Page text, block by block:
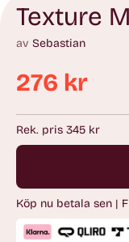
Texture
av Sebastian
Ordinarie
pris
276 kr
Rek. pris 345 kr
Köp nu betala sen |